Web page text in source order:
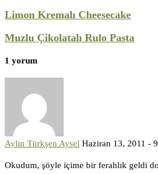
Limon Kremalı Cheesecake
Muzlu Çikolatalı Rulo Pasta
1 yorum
Aylin Türkşen Aysel Haziran 13, 2011 -
Okudum, şöyle içime bir ferahlık geldi